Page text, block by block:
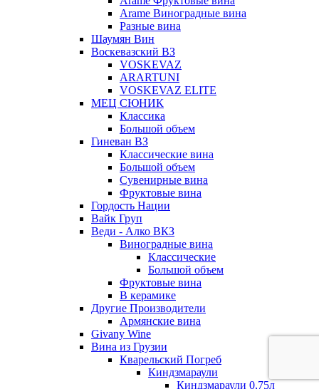
Arame Виноградные вина
Разные вина
Шаумян Вин
Воскевазский ВЗ
VOSKEVAZ
ARARTUNI
VOSKEVAZ ELITE
МЕЦ СЮНИК
Классика
Большой объем
Гиневан ВЗ
Классические вина
Большой объем
Сувенирные вина
Фруктовые вина
Гордость Нации
Вайк Груп
Веди - Алко ВКЗ
Виноградные вина
Классические
Большой объем
Фруктовые вина
В керамике
Другие Производители
Армянские вина
Givany Wine
Вина из Грузии
Кварельский Погреб
Киндзмараули
Киндзмараули 0,75л